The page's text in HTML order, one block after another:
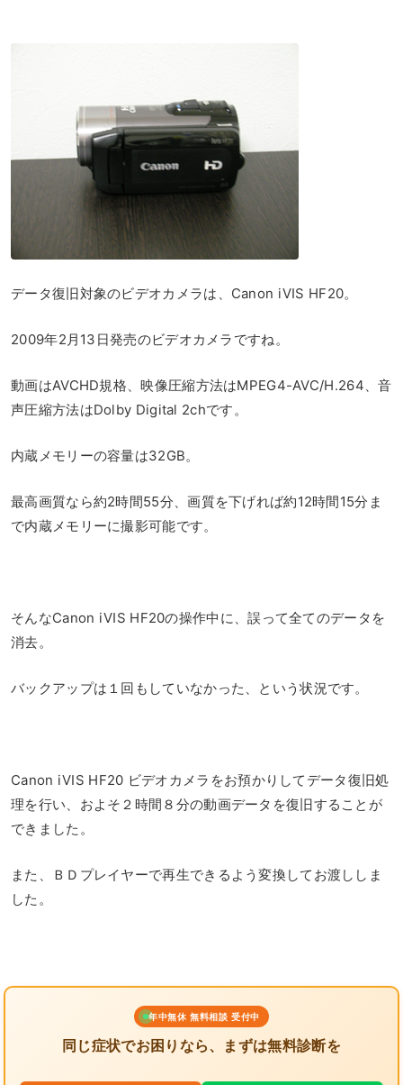
データ復旧対象のビデオカメラは、Canon iVIS HF20。
2009年2月13日発売のビデオカメラですね。
動画はAVCHD規格、映像圧縮方法はMPEG4-AVC/H.264、音
声圧縮方法はDolby Digital 2chです。
内蔵メモリーの容量は32GB。
最高画質なら約2時間55分、画質を下げれば約12時間15分ま
で内蔵メモリーに撮影可能です。
そんなCanon iVIS HF20の操作中に、誤って全てのデータを
消去。
バックアップは１回もしていなかった、という状況です。
Canon iVIS HF20 ビデオカメラをお預かりしてデータ復旧処
理を行い、およそ２時間８分の動画データを復旧することが
できました。
また、ＢＤプレイヤーで再生できるよう変換してお渡ししま
した。
年中無休 無料相談 受付中
同じ症状でお困りなら、まずは無料診断を